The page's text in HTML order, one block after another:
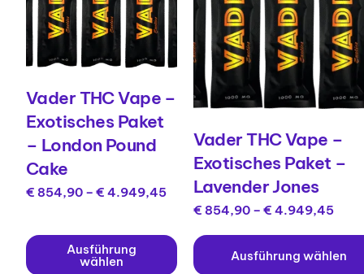
Vader THC Vape –
Exotisches Paket
– London Pound
Cake
€ 854,90 – € 4.949,45
Ausführung
wählen
Vader THC Vape –
Exotisches Paket –
Lavender Jones
€ 854,90 – € 4.949,45
Ausführung wählen